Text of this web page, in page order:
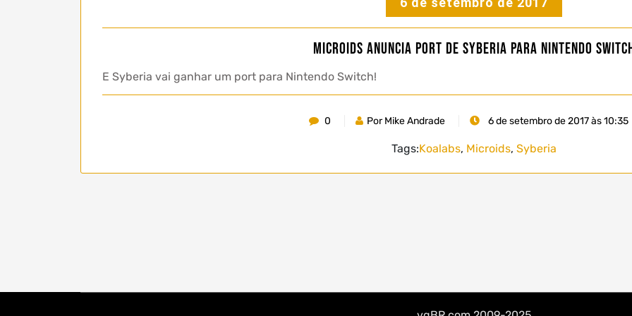
Microids anuncia port de Syberia para Nintendo
E Syberia vai ganhar um port para Nintendo Switch!
0 Por Mike Andrade 6 de setembro de 2017 às 10:35
Tags:Koalabs, Microids, Syberia